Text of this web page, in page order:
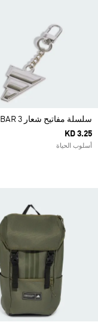
سلسلة مفاتيح شعار 3 BAR
KD 3.25
أسلوب الحياة